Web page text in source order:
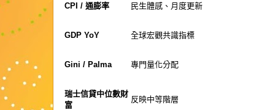
CPI / 通膨率 民生體感、月度更新
GDP YoY 全球宏觀共識指標
Gini / Palma 專門量化分配
瑞士信貸中位數財
富
反映中等階層